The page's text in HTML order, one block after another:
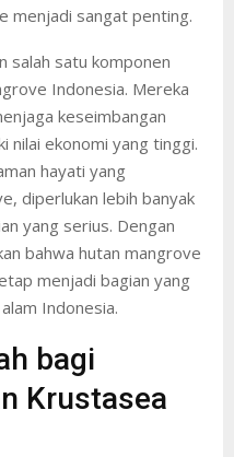
menjadi sangat penting.
salah satu komponen
Indonesia. Mereka
keseimbangan
nilai ekonomi yang tinggi.
hayati yang
diperlukan lebih banyak
yang serius. Dengan
bahwa hutan mangrove
menjadi bagian yang
Indonesia.
bagi
Krustasea